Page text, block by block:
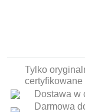
Tylko
certyfikowane
Dostawa w
Darmowa